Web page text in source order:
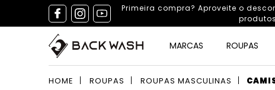
Primeira compra? Aproveite o
MARCAS ROUPAS
HOME ROUPAS ROUPAS MASCULINAS